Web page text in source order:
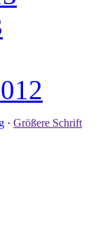
· Größere Schrift